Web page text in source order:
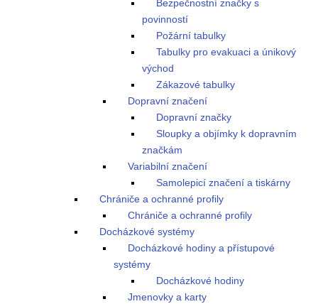
Bezpečnostní značky s
povinností
Požární tabulky
Tabulky pro evakuaci a únikový
východ
Zákazové tabulky
Dopravní značení
Dopravní značky
Sloupky a objímky k dopravním
značkám
Variabilní značení
Samolepicí značení a tiskárny
Chrániče a ochranné profily
Chrániče a ochranné profily
Docházkové systémy
Docházkové hodiny a přístupové
systémy
Docházkové hodiny
Jmenovky a karty